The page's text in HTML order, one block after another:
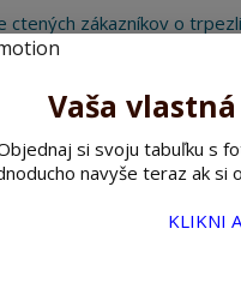
ctených zákazníkov o
ceduľky
Vaša
si svoju tabuľku s
navyše teraz ak si
KLIKNI